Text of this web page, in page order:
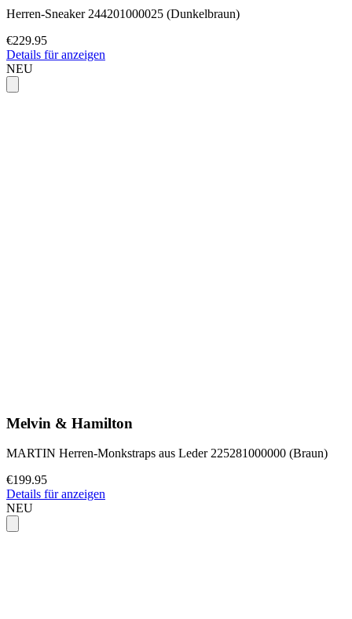
Herren-Sneaker 244201000025 (Dunkelbraun)
€229.95
Details für anzeigen
NEU
Melvin & Hamilton
MARTIN Herren-Monkstraps aus Leder 225281000000 (Braun)
€199.95
Details für anzeigen
NEU